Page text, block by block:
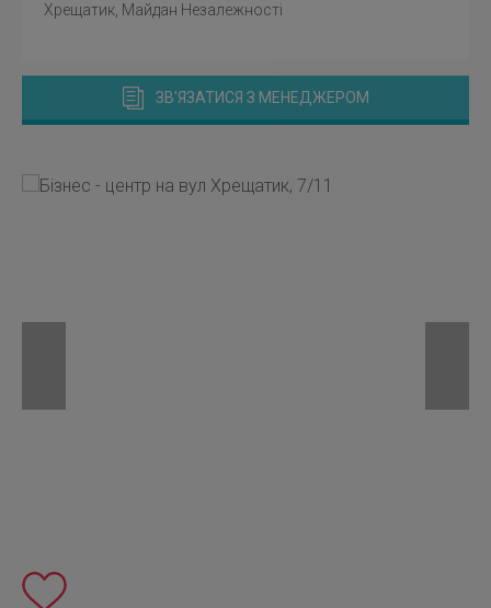
Хрещатик, Майдан Незалежності
ЗВ'ЯЗАТИСЯ З МЕНЕДЖЕРОМ